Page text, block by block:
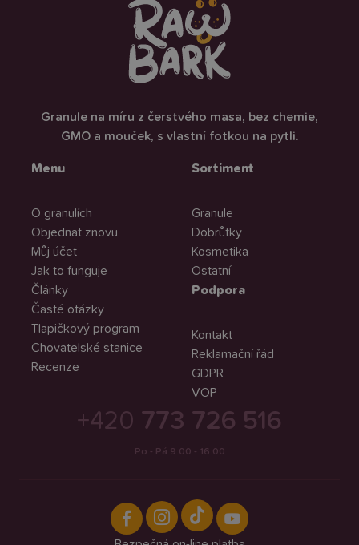
Granule na míru z čerstvého masa, bez chemie,
GMO a mouček, s vlastní fotkou na pytli.
Menu
O granulích
Objednat znovu
Můj účet
Jak to funguje
Články
Časté otázky
Tlapičkový program
Chovatelské stanice
Recenze
Sortiment
Granule
Dobrůtky
Kosmetika
Ostatní
Podpora
Kontakt
Reklamační řád
GDPR
VOP
+420 773 726 516
Po - Pá 9:00 - 16:00